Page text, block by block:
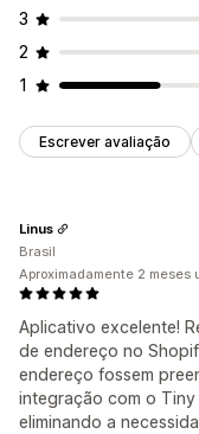
3
2
1
Escrever avaliação
Aplicativo excelente!
de endereço no
endereço fossem
integração com o
eliminando a
Linus
Brasil
Aproximadamente 2 meses